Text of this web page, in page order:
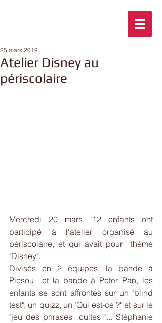
Atelier Disney au
périscolaire
25 mars 2019
Mercredi 20 mars, 12 enfants ont
participé à l'atelier organisé au
périscolaire, et qui avait pour  thème
"Disney".
Divisés en 2 équipes, la bande à
Picsou  et la bande à Peter Pan, les
enfants se sont affrontés sur un "blind
test", un quizz, un "Qui est-ce ?" et sur le
"jeu des phrases  cultes "... Stéphanie